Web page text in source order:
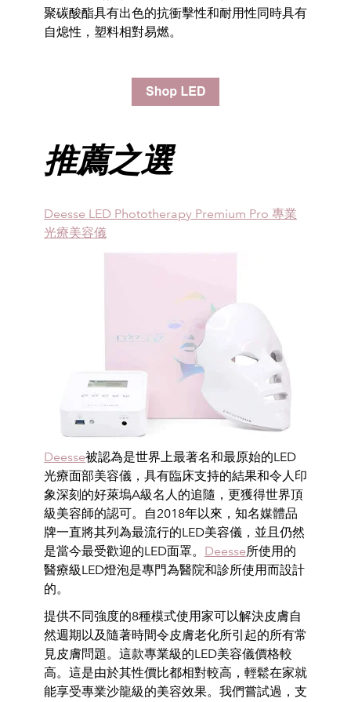
聚碳酸酯具有出色的抗衝擊性和耐用性同時具有
自熄性， 塑料相對易燃。
推薦之選
Deesse LED Phototherapy Premium Pro 專業
光療美容儀
Deesse被認為是世界上最著名和最原始的LED
光療面部美容儀，具有臨床支持的結果和令人印
象深刻的好萊塢A級名人的追隨， 更獲得世界頂
級美容師的認可。自2018年以來， 知名媒體品
牌一直將其列為最流行的LED美容儀， 並且仍然
是當今最受歡迎的LED面罩。 Deesse所使用的
醫療級LED燈泡是專門為醫院和診所使用而設計
的。
提供不同強度的8種模式使用家可以解決皮膚自
然週期以及隨著時間令皮膚老化所引起的所有常
見皮膚問題。 這款專業級的LED美容儀價格較
高。 這是由於其性價比都相對較高， 輕鬆在家就
能享受專業沙龍級的美容效果。我們嘗試過，支